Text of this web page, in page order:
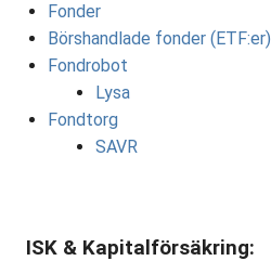
Fonder
Börshandlade fonder (ETF:er)
Fondrobot
Lysa
Fondtorg
SAVR
ISK & Kapitalförsäkring: